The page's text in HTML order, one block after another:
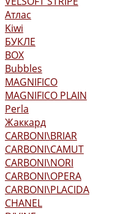
Атлас
Kiwi
БУКЛЕ
BOX
Bubbles
MAGNIFICO
MAGNIFICO PLAIN
Perla
Жаккард
CARBONI\BRIAR
CARBONI\CAMUT
CARBONI\NORI
CARBONI\OPERA
CARBONI\PLACIDA
CHANEL